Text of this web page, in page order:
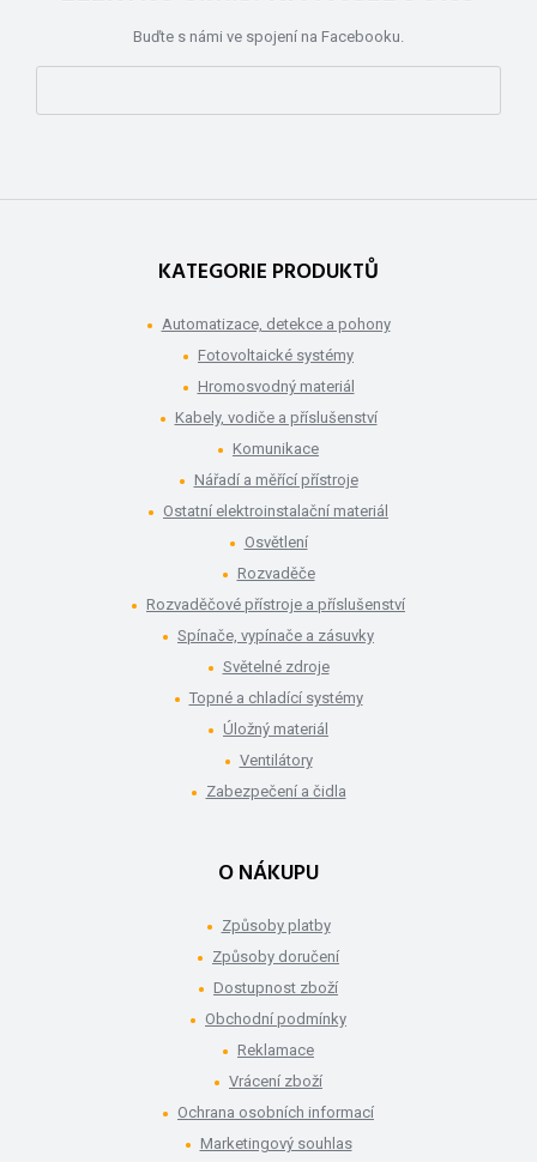
Buďte s námi ve spojení na Facebooku.
KATEGORIE PRODUKTŮ
Automatizace, detekce a pohony
Fotovoltaické systémy
Hromosvodný materiál
Kabely, vodiče a příslušenství
Komunikace
Nářadí a měřící přístroje
Ostatní elektroinstalační materiál
Osvětlení
Rozvaděče
Rozvaděčové přístroje a příslušenství
Spínače, vypínače a zásuvky
Světelné zdroje
Topné a chladící systémy
Úložný materiál
Ventilátory
Zabezpečení a čidla
O NÁKUPU
Způsoby platby
Způsoby doručení
Dostupnost zboží
Obchodní podmínky
Reklamace
Vrácení zboží
Ochrana osobních informací
Marketingový souhlas